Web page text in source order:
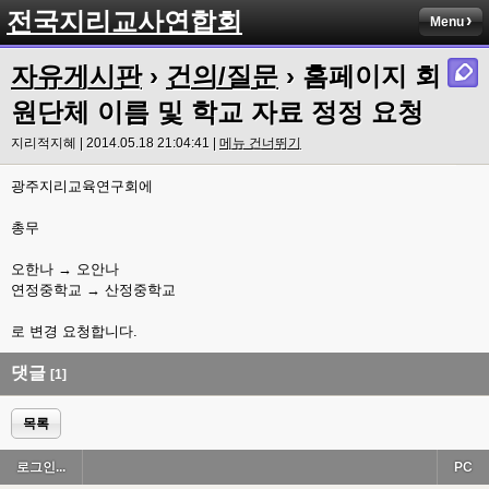
전국지리교사연합회 Menu
자유게시판› 건의/질문 › 홈페이지 회
원단체 이름 및 학교 자료 정정 요청
지리적지혜 | 2014.05.18 21:04:41 | 메뉴 건너뛰기
광주지리교육연구회에
총무
오한나 → 오안나
연정중학교 → 산정중학교
로 변경 요청합니다.
댓글 [1]
목록
로그인... PC